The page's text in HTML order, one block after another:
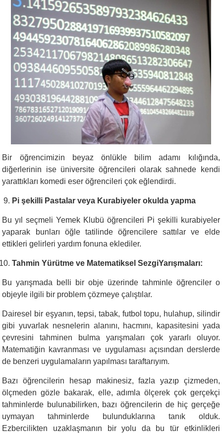
Bir öğrencimizin beyaz önlükle bilim adamı kılığında,
diğerlerinin ise üniversite öğrencileri olarak sahnede kendi
yarattıkları komedi eser öğrencileri çok eğlendirdi.
Pi şekilli Pastalar veya Kurabiyeler okulda yapma
Bu yıl seçmeli Yemek Klubü öğrencileri Pi şekilli kurabiyeler
yaparak bunları öğle tatilinde öğrencilere sattılar ve elde
ettikleri gelirleri yardım fonuna eklediler.
Tahmin Yürütme ve Matematiksel SezgiYarışmaları:
Bu yarışmada belli bir obje üzerinde tahminle öğrenciler o
objeyle ilgili bir problem çözmeye çalıştılar.
Dairesel bir eşyanın, tepsi, tabak, futbol topu, hulahup, silindir
gibi yuvarlak nesnelerin alanını, hacmını, kapasitesini yada
çevresini tahminen bulma yarışmaları çok yararlı oluyor.
Matematiğin kavranması ve uygulaması açısından derslerde
de benzeri uygulamaların yapılması taraftarıyım.
Bazı öğrencilerin hesap makinesiz, fazla yazıp çizmeden,
ölçmeden gözle bakarak, elle, adımla ölçerek çok gerçekçi
tahminlerde bulunabilirken, bazı öğrencilerin de hiç gerçeğe
uymayan tahminlerde bulunduklarına tanık olduk.
Ezbercilikten uzaklaşmanın bir yolu da bu tür etkinlikleri